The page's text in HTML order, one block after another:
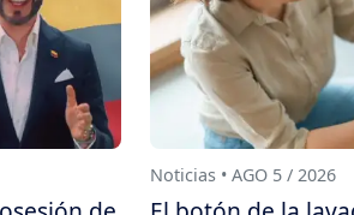
Noticias • AGO 5 / 2026